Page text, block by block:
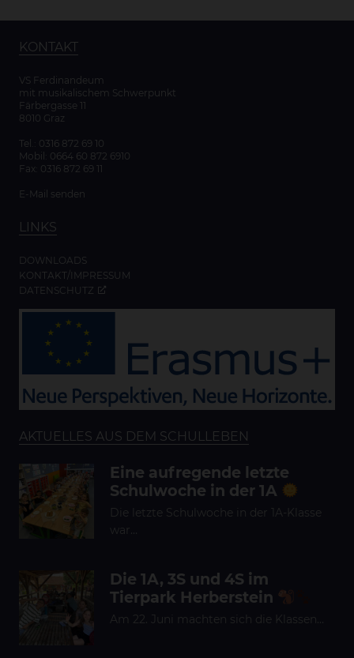
KONTAKT
VS Ferdinandeum
mit musikalischem Schwerpunkt
Färbergasse 11
8010 Graz
Tel.: 0316 872 69 10
Mobil: 0664 60 872 6910
Fax: 0316 872 69 11
E-Mail senden
LINKS
DOWNLOADS
KONTAKT/IMPRESSUM
DATENSCHUTZ
AKTUELLES AUS DEM SCHULLEBEN
Eine aufregende letzte
Schulwoche in der 1A
Die letzte Schulwoche in der 1A-Klasse
war…
Die 1A, 3S und 4S im
Tierpark Herberstein
Am 22. Juni machten sich die Klassen…